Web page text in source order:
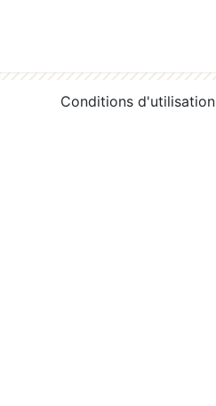
Conditions d'utilisation